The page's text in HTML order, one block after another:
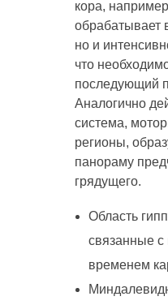
кора,
обрабатывает
но и
что
последующий
Аналогично
система,
регионы,
панораму
грядущего.
Область
связанные с
временем